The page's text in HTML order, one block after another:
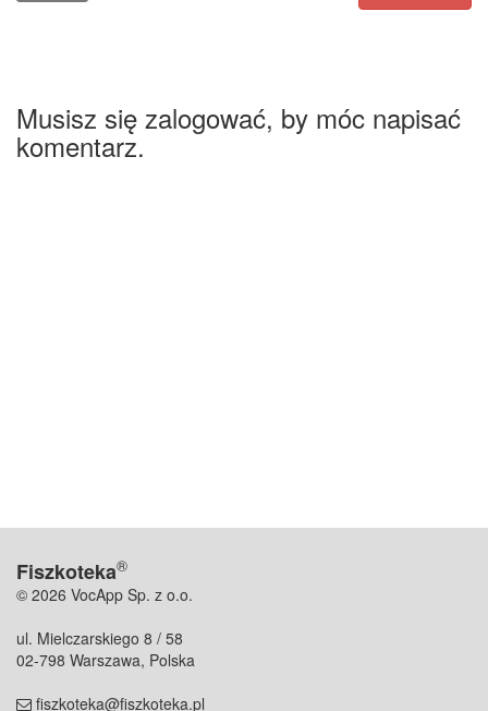
Musisz się zalogować, by móc napisać
komentarz.
Fiszkoteka®
© 2026 VocApp Sp. z o.o.
ul. Mielczarskiego 8 / 58
02-798 Warszawa, Polska
fiszkoteka@fiszkoteka.pl